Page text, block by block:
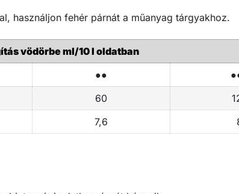
használjon fehér párnát a műanyag tárgyakhoz.​​
vödörbe ml/10 l oldatban
●●
60
7,6